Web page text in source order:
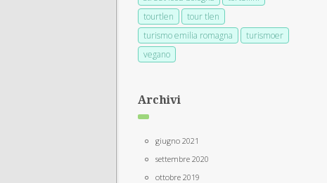
tourtlen
tour tlen
turismo emilia romagna
turismoer
vegano
Archivi
giugno 2021
settembre 2020
ottobre 2019